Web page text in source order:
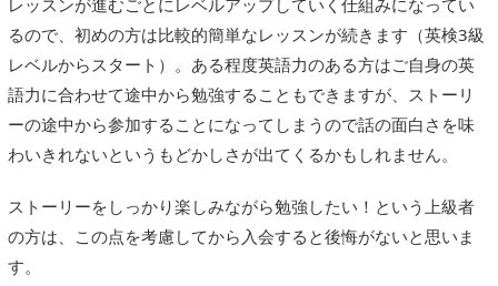
レッスンが進むごとにレベルアップしていく仕組みになってい
るので、初めの方は比較的簡単なレッスンが続きます（英検3級
レベルからスタート）。ある程度英語力のある方はご自身の英
語力に合わせて途中から勉強することもできますが、ストーリ
ーの途中から参加することになってしまうので話の面白さを味
わいきれないというもどかしさが出てくるかもしれません。
ストーリーをしっかり楽しみながら勉強したい！という上級者
の方は、この点を考慮してから入会すると後悔がないと思いま
す。